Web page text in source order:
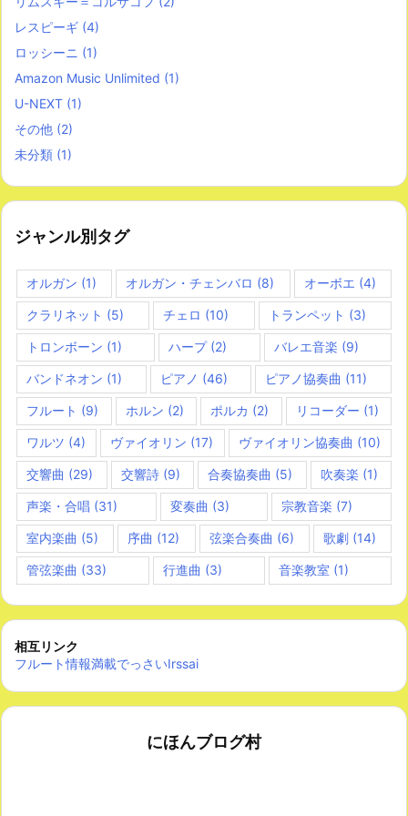
レスピーギ (4)
ロッシーニ (1)
Amazon Music Unlimited (1)
U-NEXT (1)
その他 (2)
未分類 (1)
ジャンル別タグ
オルガン (1) オルガン・チェンバロ (8) オーボエ (4)
クラリネット (5) チェロ (10) トランペット (3)
トロンボーン (1) ハープ(2) バレエ音楽 (9)
バンドネオン (1) ピアノ (46) ピアノ協奏曲 (11)
フルート (9) ホルン (2) ポルカ (2) リコーダー (1)
ワルツ (4) ヴァイオリン (17) ヴァイオリン協奏曲 (10)
交響曲 (29) 交響詩(9) 合奏協奏曲 (5) 吹奏楽 (1)
声楽・合唱 (31) 変奏曲 (3) 宗教音楽 (7)
室内楽曲 (5) 序曲 (12) 弦楽合奏曲 (6) 歌劇(14)
管弦楽曲 (33) 行進曲 (3) 音楽教室 (1)
相互リンク
フルート情報満載でっさいIrssai
にほんブログ村